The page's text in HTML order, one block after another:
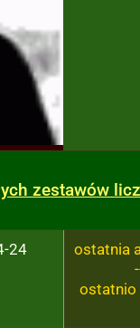
zestawów
24
ostatnia
ostatnio